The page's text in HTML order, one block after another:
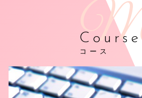
Course
コース